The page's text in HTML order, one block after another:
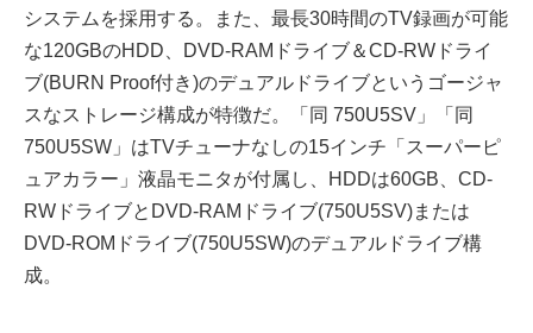
システムを採用する。また、最長30時間のTV録画が可能
な120GBのHDD、DVD-RAMドライブ＆CD-RWドライ
ブ(BURN Proof付き)のデュアルドライブというゴージャ
スなストレージ構成が特徴だ。「同 750U5SV」「同
750U5SW」はTVチューナなしの15インチ「スーパーピ
ュアカラー」液晶モニタが付属し、HDDは60GB、CD-
RWドライブとDVD-RAMドライブ(750U5SV)または
DVD-ROMドライブ(750U5SW)のデュアルドライブ構
成。